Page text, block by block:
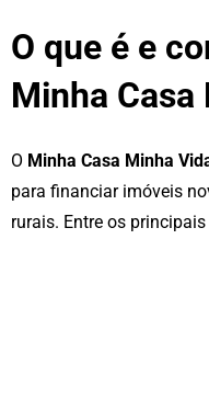
O que é e
Minha Casa
O Minha Casa Minha
para financiar imóveis
rurais. Entre os